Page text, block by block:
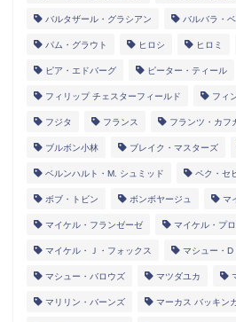
バルタザール・グラシアン バルバラ・
パム・グラウト ヒロシ ヒロミ
ピア・エドバーグ ピーター・ティール
フィリップ チェスターフィールド フィ
フジタ フランス フランツ・カフ
ブルボン小林 ブレイク・マスターズ
ベルンハルト・M. シュミッド ペク・セ
ボブ・トビン ボンボヤージュ マ
マイケル・フランゼーゼ マイケル・プ
マイケル・Ｊ・フォックス マシュー・D
マシュー・バロウズ マツダユカ
マリリン・バーンズ マーカス バッキン